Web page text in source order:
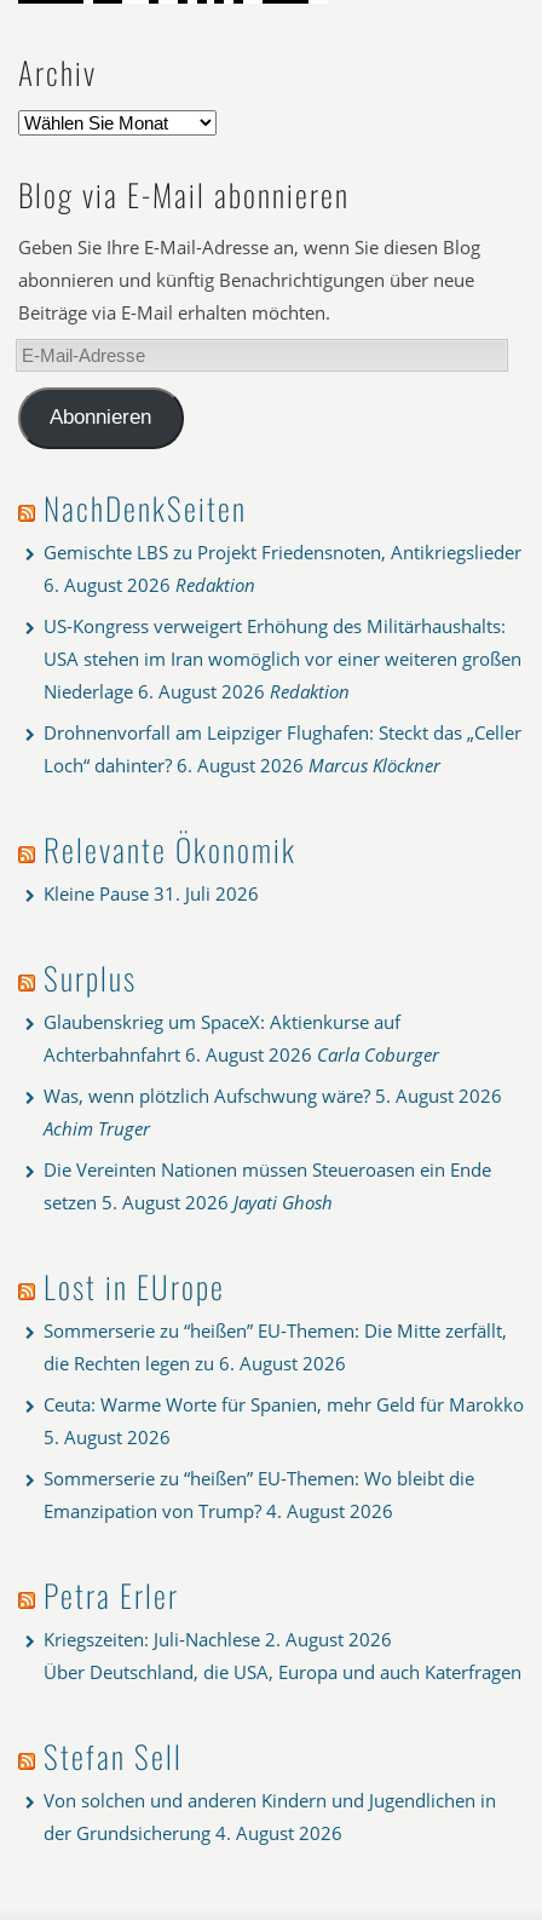
Archiv
Blog via E-Mail abonnieren
Geben Sie Ihre E-Mail-Adresse an, wenn Sie diesen Blog
abonnieren und künftig Benachrichtigungen über neue
Beiträge via E-Mail erhalten möchten.
E-
Mail-
AdresseAbonnieren
NachDenkSeiten
Gemischte LBS zu Projekt Friedensnoten, Antikriegslieder
6. August 2026 Redaktion
US-Kongress verweigert Erhöhung des Militärhaushalts:
USA stehen im Iran womöglich vor einer weiteren großen
Niederlage 6. August 2026 Redaktion
Drohnenvorfall am Leipziger Flughafen: Steckt das „Celler
Loch“ dahinter? 6. August 2026 Marcus Klöckner
Relevante Ökonomik
Kleine Pause 31. Juli 2026
Surplus
Glaubenskrieg um SpaceX: Aktienkurse auf
Achterbahnfahrt 6. August 2026 Carla Coburger
Was, wenn plötzlich Aufschwung wäre? 5. August 2026
Achim Truger
Die Vereinten Nationen müssen Steueroasen ein Ende
setzen 5. August 2026 Jayati Ghosh
Lost in EUrope
Sommerserie zu “heißen” EU-Themen: Die Mitte zerfällt,
die Rechten legen zu 6. August 2026
Ceuta: Warme Worte für Spanien, mehr Geld für Marokko
5. August 2026
Sommerserie zu “heißen” EU-Themen: Wo bleibt die
Emanzipation von Trump? 4. August 2026
Petra Erler
Kriegszeiten: Juli-Nachlese 2. August 2026
Über Deutschland, die USA, Europa und auch Katerfragen
Stefan Sell
Von solchen und anderen Kindern und Jugendlichen in
der Grundsicherung 4. August 2026